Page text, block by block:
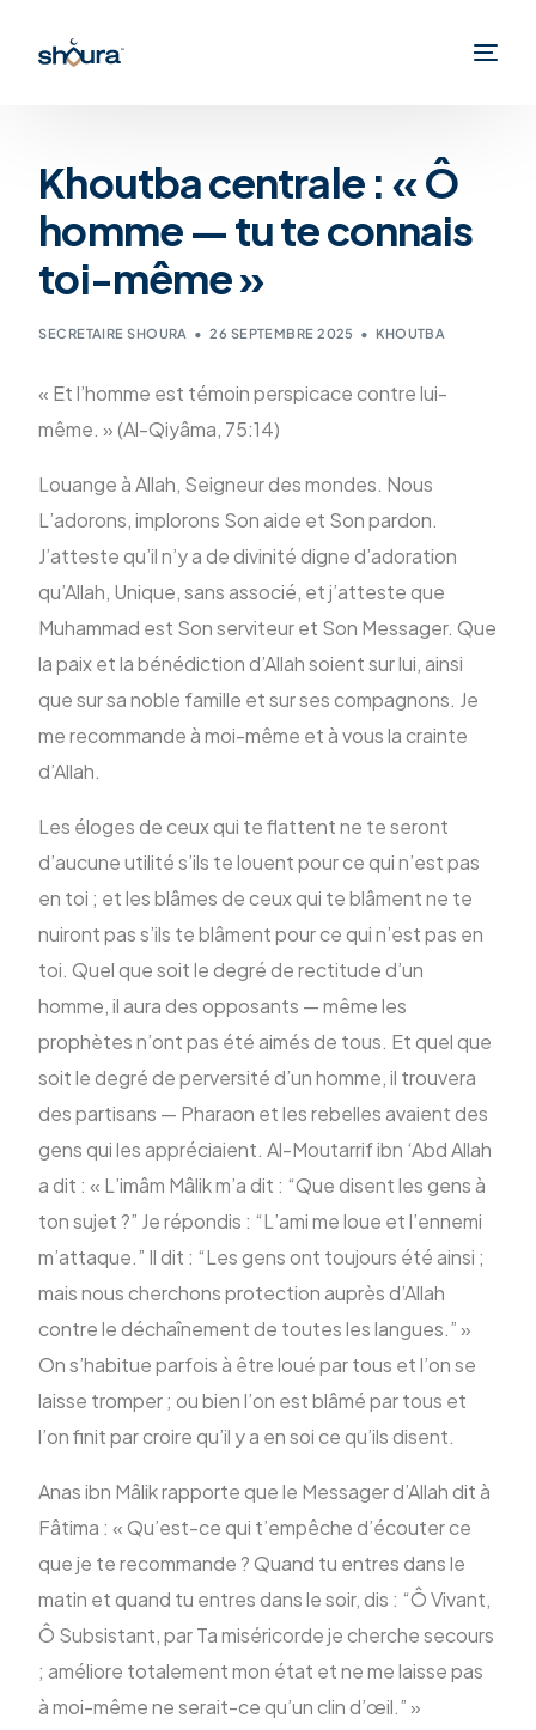
Khoutba centrale : « Ô
homme — tu te connais
toi-même »
SECRETAIRE SHOURA 26 SEPTEMBRE 2025 KHOUTBA
« Et l’homme est témoin perspicace contre lui-
même. » (Al-Qiyâma, 75:14)
Louange à Allah, Seigneur des mondes. Nous
L’adorons, implorons Son aide et Son pardon.
J’atteste qu’il n’y a de divinité digne d’adoration
qu’Allah, Unique, sans associé, et j’atteste que
Muhammad est Son serviteur et Son Messager. Que
la paix et la bénédiction d’Allah soient sur lui, ainsi
que sur sa noble famille et sur ses compagnons. Je
me recommande à moi-même et à vous la crainte
d’Allah.
Les éloges de ceux qui te flattent ne te seront
d’aucune utilité s’ils te louent pour ce qui n’est pas
en toi ; et les blâmes de ceux qui te blâment ne te
nuiront pas s’ils te blâment pour ce qui n’est pas en
toi. Quel que soit le degré de rectitude d’un
homme, il aura des opposants — même les
prophètes n’ont pas été aimés de tous. Et quel que
soit le degré de perversité d’un homme, il trouvera
des partisans — Pharaon et les rebelles avaient des
gens qui les appréciaient. Al-Moutarrif ibn ‘Abd Allah
a dit : « L’imâm Mâlik m’a dit : “Que disent les gens à
ton sujet ?” Je répondis : “L’ami me loue et l’ennemi
m’attaque.” Il dit : “Les gens ont toujours été ainsi ;
mais nous cherchons protection auprès d’Allah
contre le déchaînement de toutes les langues.” »
On s’habitue parfois à être loué par tous et l’on se
laisse tromper ; ou bien l’on est blâmé par tous et
l’on finit par croire qu’il y a en soi ce qu’ils disent.
Anas ibn Mâlik rapporte que le Messager d’Allah dit à
Fâtima : « Qu’est-ce qui t’empêche d’écouter ce
que je te recommande ? Quand tu entres dans le
matin et quand tu entres dans le soir, dis : “Ô Vivant,
Ô Subsistant, par Ta miséricorde je cherche secours
; améliore totalement mon état et ne me laisse pas
à moi-même ne serait-ce qu’un clin d’œil.” »
ENG